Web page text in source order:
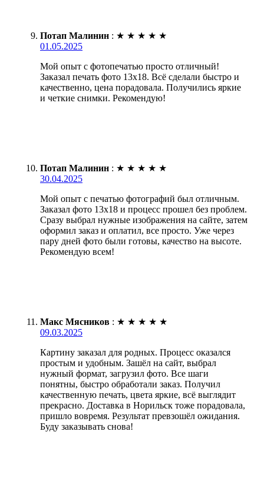
Потап Малинин : ★ ★ ★ ★ ★
01.05.2025
Мой опыт с фотопечатью просто отличный!
Заказал печать фото 13х18. Всё сделали быстро и
качественно, цена порадовала. Получились яркие
и четкие снимки. Рекомендую!
Потап Малинин : ★ ★ ★ ★ ★
30.04.2025
Мой опыт с печатью фотографий был отличным.
Заказал фото 13х18 и процесс прошел без проблем.
Сразу выбрал нужные изображения на сайте, затем
оформил заказ и оплатил, все просто. Уже через
пару дней фото были готовы, качество на высоте.
Рекомендую всем!
Макс Мясников : ★ ★ ★ ★ ★
09.03.2025
Картину заказал для родных. Процесс оказался
простым и удобным. Зашёл на сайт, выбрал
нужный формат, загрузил фото. Все шаги
понятны, быстро обработали заказ. Получил
качественную печать, цвета яркие, всё выглядит
прекрасно. Доставка в Норильск тоже порадовала,
пришло вовремя. Результат превзошёл ожидания.
Буду заказывать снова!